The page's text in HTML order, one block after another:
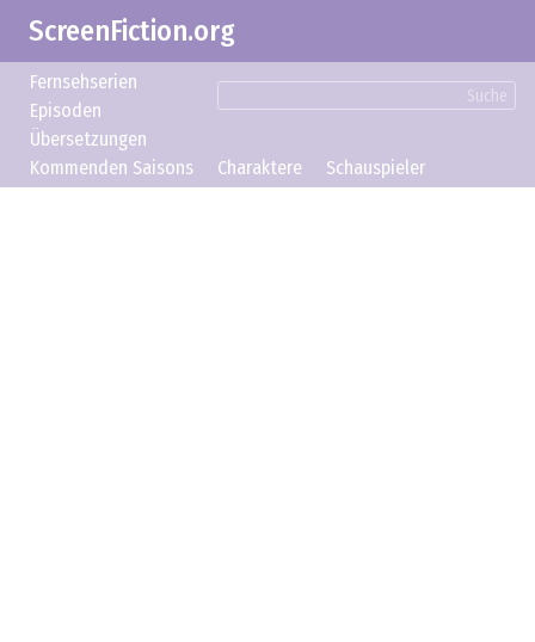
ScreenFiction.org
Suche
Fernsehserien
Episoden
Übersetzungen
Kommenden Saisons
Charaktere Schauspieler